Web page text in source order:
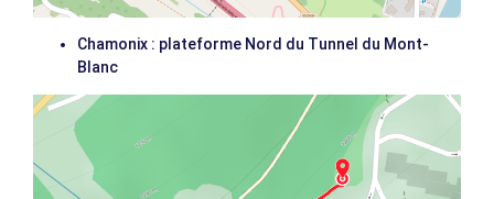
Chamonix : plateforme Nord du Tunnel du Mont-
Blanc